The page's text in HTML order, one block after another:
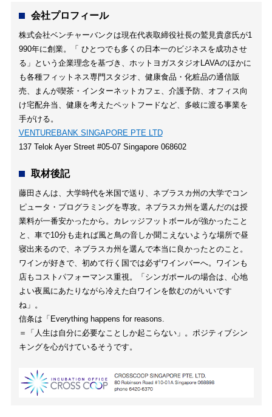
会社プロフィール
株式会社ベンチャーバンクは現在代表取締役社長の鷲見貴彦氏が1
990年に創業。「 ひとつでも多くの日本一のビジネスを成功させ
る」という企業理念を基づき、ホットヨガスタジオLAVAのほかに
も各種フィットネス専門スタジオ、健康食品・化粧品の通信販
売、まんが喫茶・インターネットカフェ、介護予防、オフィス向
け宅配弁当、健康を考えたペットフードなど、多岐に渡る事業を
手がける。
VENTUREBANK SINGAPORE PTE LTD
137 Telok Ayer Street #05-07 Singapore 068602
取材後記
藤田さんは、大学時代を米国で送り、ネブラスカ州の大学でコン
ピュータ・プログラミングを専攻。ネブラスカ州を選んだのは授
業料が一番安かったから。カレッジフットボールが強かったこと
と、車で10分も走れば風と鳥の音しか聞こえないような場所で昼
寝出来るので、ネブラスカ州を選んで本当に良かったとのこと。
ワインが好きで、初めて行く国では必ずワインバーへ。ワインも
店もコストパフォーマンス重視。「シンガポールの場合は、心地
よい夜風にあたりながら冷えた白ワインを飲むのがいいです
ね」。
信条は「Everything happens for reasons.
＝「人生は自分に必要なことしか起こらない」。ポジティブシン
キングを心がけているそうです。